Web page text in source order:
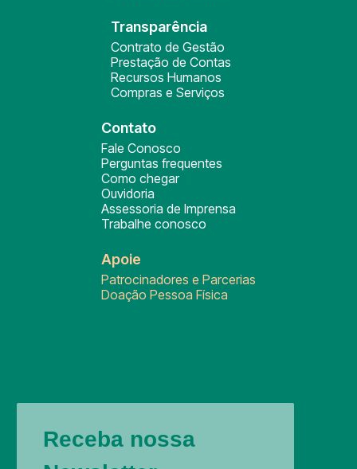
Transparência
Contrato de Gestão
Prestação de Contas
Recursos Humanos
Compras e Serviços
Contato
Fale Conosco
Perguntas frequentes
Como chegar
Ouvidoria
Assessoria de Imprensa
Trabalhe conosco
Apoie
Patrocinadores e Parcerias
Doação Pessoa Física